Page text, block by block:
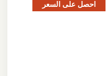
احصل على السعر